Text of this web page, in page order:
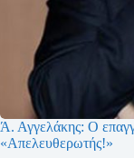
Ά. Αγγελάκης: Ο
«Απελευθερωτής!»